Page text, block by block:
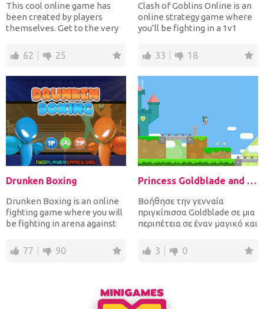
This cool online game has
been created by players
themselves. Get to the very
62 25
Clash of Goblins Online is an
online strategy game where
you’ll be fighting in a 1v1
33 18
Drunken Boxing
Drunken Boxing is an online
fighting game where you will
be fighting in arena against
77 90
Princess Goldblade and the Dangerous Waters
Βοήθησε την γενναία
πριγκίπισσα Goldblade σε μια
περιπέτεια σε έναν μαγικό και
3 0